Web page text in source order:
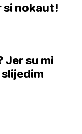
si nokaut!
Jer su mi